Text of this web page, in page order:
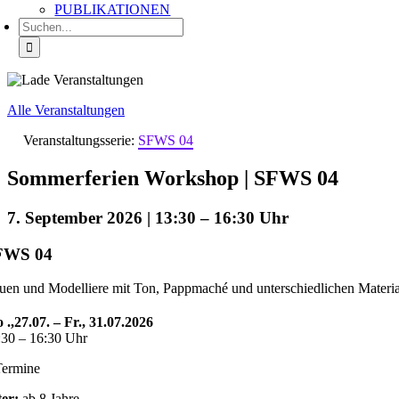
PUBLIKATIONEN
Suche
nach:
Alle Veranstaltungen
Veranstaltungsserie: SFWS 04
Sommerferien Workshop | SFWS 04
7. September 2026 | 13:30 – 16:30
04
und Modelliere mit Ton, Pappmaché und unterschiedlichen
.,27.07. – Fr., 31.07.2026
– 16:30 Uhr